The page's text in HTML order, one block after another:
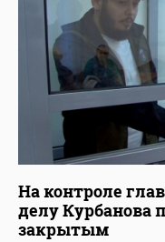
На контроле
делу Курбанова
закрытым